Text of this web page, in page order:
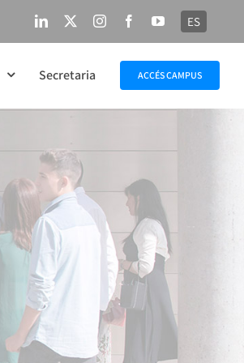
LinkedIn InstagramFacebookYouTube
ES
Secretaria ACCÉS CAMPUS